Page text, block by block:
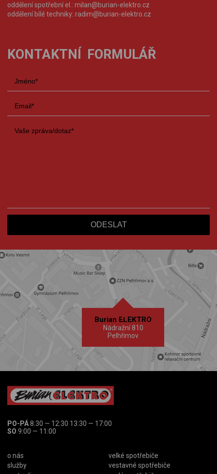
oddělení spotřební el.: milan@burian-elektro.cz
oddělení bílé techniky: radim@burian-elektro.cz
KONTAKTNÍ FORMULÁŘ
Burian ELEKTRO
Nádražní 810
Pelhřimov
PO-PÁ8:30 — 12:30 13:30 — 17:00
SO 9:00 — 11:00
o nás
služby
velké spotřebiče
vestavné spotřebiče